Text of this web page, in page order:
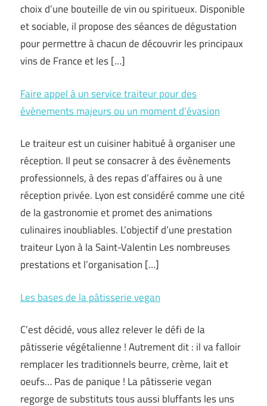
choix d’une bouteille de vin ou spiritueux. Disponible
et sociable, il propose des séances de dégustation
pour permettre à chacun de découvrir les principaux
vins de France et les […]
Faire appel à un service traiteur pour des
évènements majeurs ou un moment d’évasion
Le traiteur est un cuisiner habitué à organiser une
réception. Il peut se consacrer à des évènements
professionnels, à des repas d’affaires ou à une
réception privée. Lyon est considéré comme une cité
de la gastronomie et promet des animations
culinaires inoubliables. L’objectif d’une prestation
traiteur Lyon à la Saint-Valentin Les nombreuses
prestations et l’organisation […]
Les bases de la pâtisserie vegan
C’est décidé, vous allez relever le défi de la
pâtisserie végétalienne ! Autrement dit : il va falloir
remplacer les traditionnels beurre, crème, lait et
oeufs… Pas de panique ! La pâtisserie vegan
regorge de substituts tous aussi bluffants les uns